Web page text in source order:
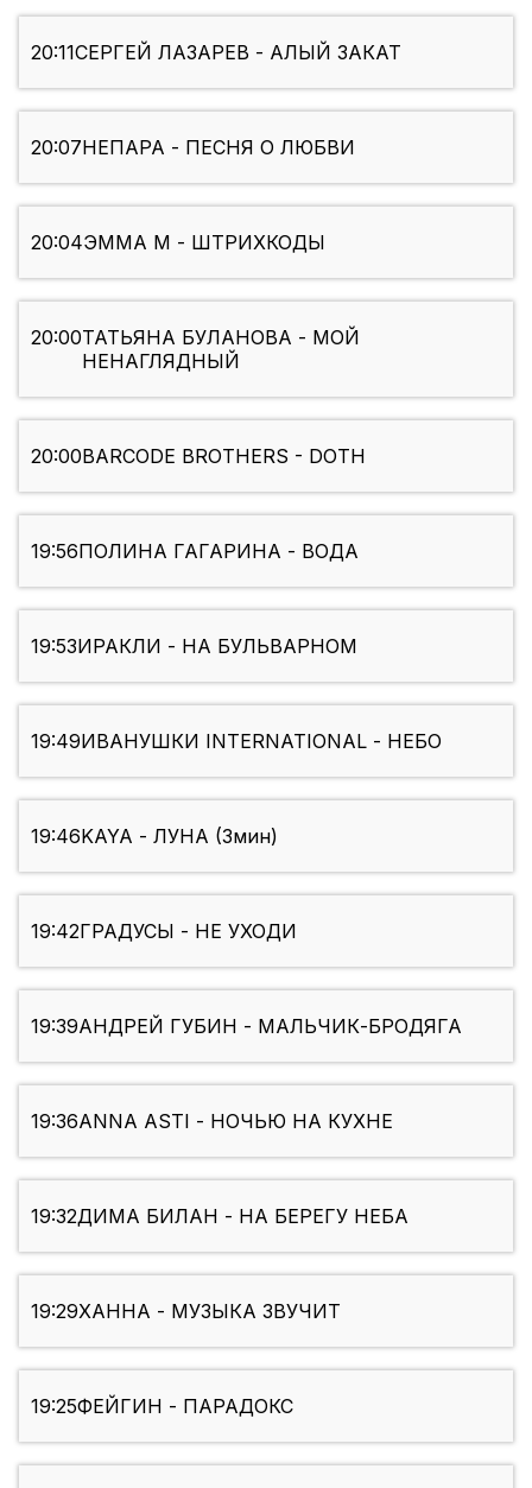
20:11СЕРГЕЙ ЛАЗАРЕВ - АЛЫЙ ЗАКАТ
20:07НЕПАРА - ПЕСНЯ О ЛЮБВИ
20:04ЭММА М - ШТРИХКОДЫ
20:00ТАТЬЯНА БУЛАНОВА - МОЙ
НЕНАГЛЯДНЫЙ
20:00BARCODE BROTHERS - DOTH
19:56ПОЛИНА ГАГАРИНА - ВОДА
19:53ИРАКЛИ - НА БУЛЬВАРНОМ
19:49ИВАНУШКИ INTERNATIONAL - НЕБО
19:46KAYA - ЛУНА (3мин)
19:42ГРАДУСЫ - НЕ УХОДИ
19:39АНДРЕЙ ГУБИН - МАЛЬЧИК-БРОДЯГА
19:36ANNA ASTI - НОЧЬЮ НА КУХНЕ
19:32ДИМА БИЛАН - НА БЕРЕГУ НЕБА
19:29ХАННА - МУЗЫКА ЗВУЧИТ
19:25ФЕЙГИН - ПАРАДОКС